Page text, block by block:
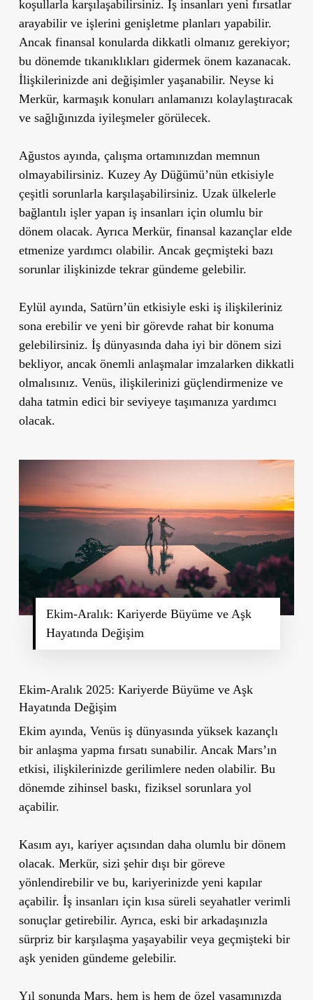
koşullarla karşılaşabilirsiniz. İş insanları yeni fırsatlar
arayabilir ve işlerini genişletme planları yapabilir.
Ancak finansal konularda dikkatli olmanız gerekiyor;
bu dönemde tıkanıklıkları gidermek önem kazanacak.
İlişkilerinizde ani değişimler yaşanabilir. Neyse ki
Merkür, karmaşık konuları anlamanızı kolaylaştıracak
ve sağlığınızda iyileşmeler görülecek.
Ağustos ayında, çalışma ortamınızdan memnun
olmayabilirsiniz. Kuzey Ay Düğümü’nün etkisiyle
çeşitli sorunlarla karşılaşabilirsiniz. Uzak ülkelerle
bağlantılı işler yapan iş insanları için olumlu bir
dönem olacak. Ayrıca Merkür, finansal kazançlar elde
etmenize yardımcı olabilir. Ancak geçmişteki bazı
sorunlar ilişkinizde tekrar gündeme gelebilir.
Eylül ayında, Satürn’ün etkisiyle eski iş ilişkileriniz
sona erebilir ve yeni bir görevde rahat bir konuma
gelebilirsiniz. İş dünyasında daha iyi bir dönem sizi
bekliyor, ancak önemli anlaşmalar imzalarken dikkatli
olmalısınız. Venüs, ilişkilerinizi güçlendirmenize ve
daha tatmin edici bir seviyeye taşımanıza yardımcı
olacak.
Ekim-Aralık: Kariyerde Büyüme ve Aşk
Hayatında Değişim
Ekim-Aralık 2025: Kariyerde Büyüme ve Aşk
Hayatında Değişim
Ekim ayında, Venüs iş dünyasında yüksek kazançlı
bir anlaşma yapma fırsatı sunabilir. Ancak Mars’ın
etkisi, ilişkilerinizde gerilimlere neden olabilir. Bu
dönemde zihinsel baskı, fiziksel sorunlara yol
açabilir.
Kasım ayı, kariyer açısından daha olumlu bir dönem
olacak. Merkür, sizi şehir dışı bir göreve
yönlendirebilir ve bu, kariyerinizde yeni kapılar
açabilir. İş insanları için kısa süreli seyahatler verimli
sonuçlar getirebilir. Ayrıca, eski bir arkadaşınızla
sürpriz bir karşılaşma yaşayabilir veya geçmişteki bir
aşk yeniden gündeme gelebilir.
Yıl sonunda Mars, hem iş hem de özel yaşamınızda